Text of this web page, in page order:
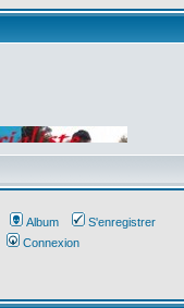
Album
S'enregistrer
Connexion